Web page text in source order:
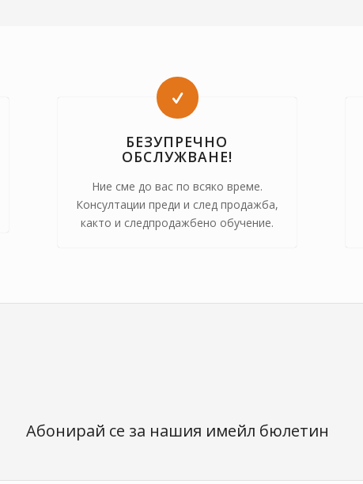
БЕЗУПРЕЧНО
ОБСЛУЖВАНЕ!
Ние сме до вас по всяко време.
Консултации преди и след продажба,
както и следпродажбено обучение.
Абонирай се за нашия имейл бюлетин